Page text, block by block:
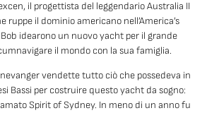
il progettista del leggendario Australia II
ruppe il dominio americano nell’America’s
idearono un nuovo yacht per il grande
il mondo con la sua famiglia.
vendette tutto ciò che possedeva in
Bassi per costruire questo yacht da sogno:
Spirit of Sydney. In meno di un anno fu